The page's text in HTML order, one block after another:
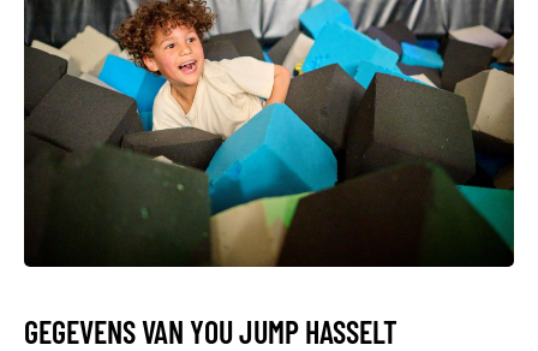
GEGEVENS VAN YOU JUMP HASSELT